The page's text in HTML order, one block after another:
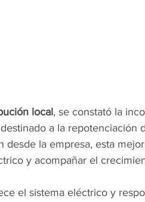
local, se constató la
a la repotenciación
desde la empresa, esta
y acompañar el
el sistema eléctrico y